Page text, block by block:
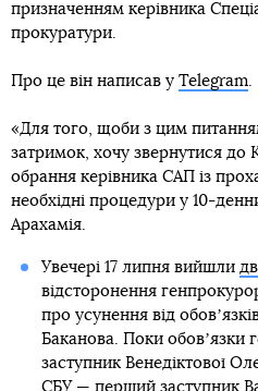
призначенням керівника
прокуратури.
Про це він написав у Telegram.
«Для того, щоби з цим
затримок, хочу звернутися до
обрання керівника САП із
необхідні процедури у 10-
Арахамія.
Увечері 17 липня вийшли
відсторонення
про усунення від
Баканова. Поки обовʼязки
заступник Венедіктової
СБУ — перший заступник